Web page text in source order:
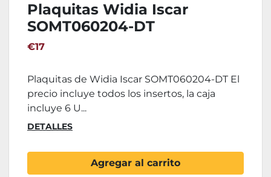
Plaquitas Widia Iscar
SOMT060204-DT
€17
Plaquitas de Widia Iscar SOMT060204-DT El
precio incluye todos los insertos, la caja
incluye 6 U...
DETALLES
Agregar al carrito